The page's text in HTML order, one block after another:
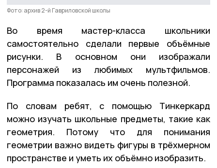
Фото: архив 2-й Гавриловской школы
Во время мастер-класса школьники
самостоятельно сделали первые объёмные
рисунки. В основном они изображали
персонажей из любимых мультфильмов.
Программа показалась им очень полезной.
По словам ребят, с помощью Тинкеркард
можно изучать школьные предметы, такие как
геометрия. Потому что для понимания
геометрии важно видеть фигуры в трёхмерном
пространстве и уметь их объёмно изобразить.